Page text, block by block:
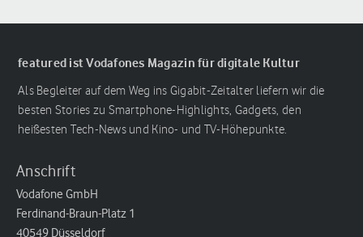
featured ist Vodafones Magazin für digitale Kultur
Als Begleiter auf dem Weg ins Gigabit-Zeitalter liefern wir die
besten Stories zu Smartphone-Highlights, Gadgets, den
heißesten Tech-News und Kino- und TV-Höhepunkte.
Anschrift
Vodafone GmbH
Ferdinand-Braun-Platz 1
40549 Düsseldorf